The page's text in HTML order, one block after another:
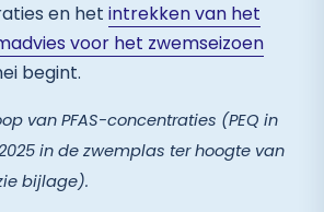
en het intrekken van het
voor het zwemseizoen
begint.
van PFAS-concentraties (PEQ in
in de zwemplas ter hoogte van
bijlage).